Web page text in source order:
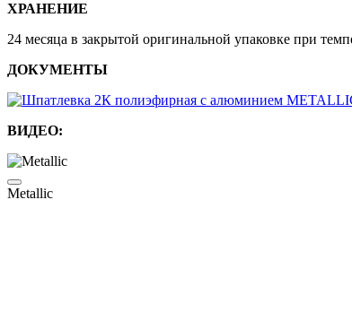
ХРАНЕНИЕ
24 месяца в закрытой оригинальной упаковке при
ДОКУМЕНТЫ
ВИДЕО:
Metallic